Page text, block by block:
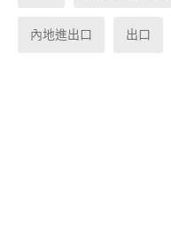
內地進出口 出口